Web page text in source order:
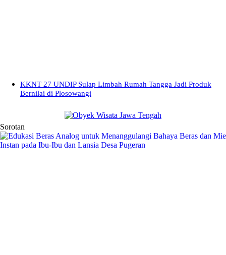
KKNT 27 UNDIP Sulap Limbah Rumah Tangga Jadi Produk
Bernilai di Plosowangi
Sorotan